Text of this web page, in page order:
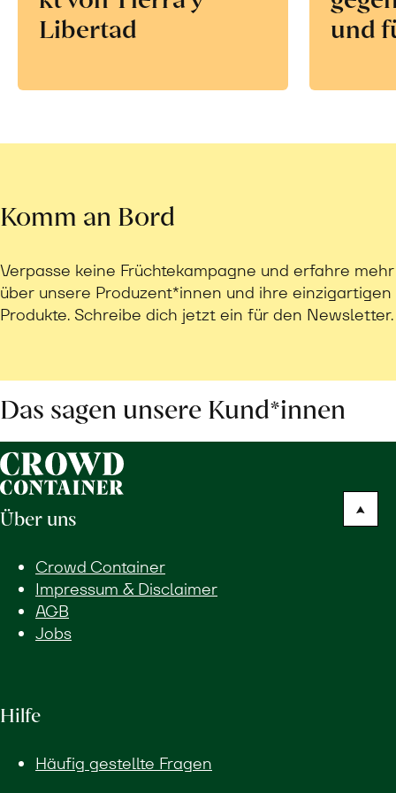
Libertad
und
Komm an Bord
Verpasse keine Früchtekampagne und erfahre mehr
über unsere Produzent*innen und ihre einzigartigen
Produkte. Schreibe dich jetzt ein für den Newsletter.
Das sagen unsere Kund*innen
Über uns
Crowd Container
Impressum & Disclaimer
AGB
Jobs
Hilfe
Häufig gestellte Fragen